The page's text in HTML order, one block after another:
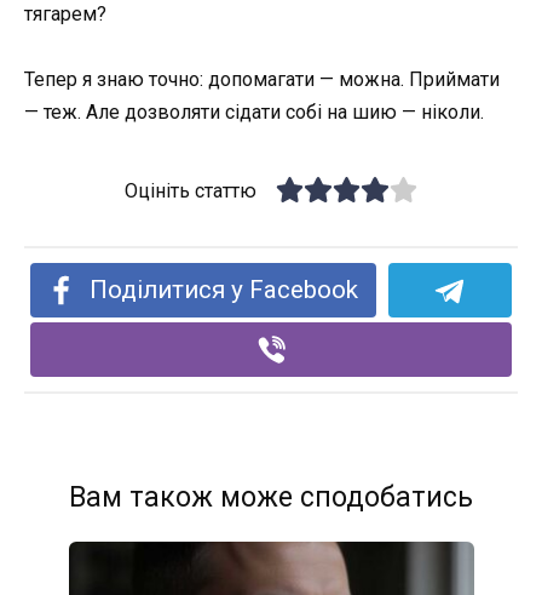
тягарем?
Тепер я знаю точно: допомагати — можна. Приймати
— теж. Але дозволяти сідати собі на шию — ніколи.
Оцініть статтю
Поділитися у Facebook
Вам також може сподобатись